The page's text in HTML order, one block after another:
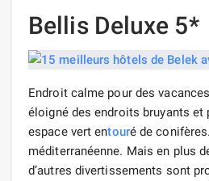
Bellis Deluxe 5*
Endroit calme pour des
éloigné des endroits bruyants et
espace vert entouré de
méditerranéenne. Mais en plus
d’autres divertissements sont